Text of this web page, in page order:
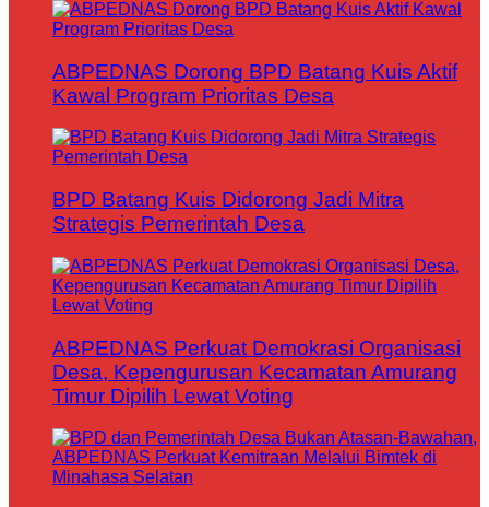
ABPEDNAS Dorong BPD Batang Kuis Aktif
Kawal Program Prioritas Desa
BPD Batang Kuis Didorong Jadi Mitra
Strategis Pemerintah Desa
ABPEDNAS Perkuat Demokrasi Organisasi
Desa, Kepengurusan Kecamatan Amurang
Timur Dipilih Lewat Voting